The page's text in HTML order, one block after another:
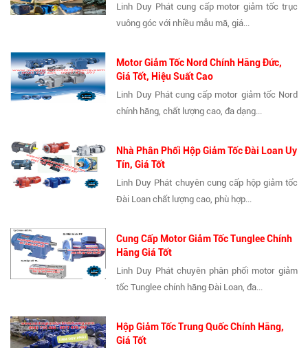
Linh Duy Phát cung cấp motor giảm tốc trục
vuông góc với nhiều mẫu mã, giá...
Motor Giảm Tốc Nord Chính Hãng Đức,
Giá Tốt, Hiệu Suất Cao
Linh Duy Phát cung cấp motor giảm tốc Nord
chính hãng, chất lượng cao, đa dạng...
Nhà Phân Phối Hộp Giảm Tốc Đài Loan Uy
Tín, Giá Tốt
Linh Duy Phát chuyên cung cấp hộp giảm tốc
Đài Loan chất lượng cao, phù hợp...
Cung Cấp Motor Giảm Tốc Tunglee Chính
Hãng Giá Tốt
Linh Duy Phát chuyên phân phối motor giảm
tốc Tunglee chính hãng Đài Loan, đa...
Hộp Giảm Tốc Trung Quốc Chính Hãng,
Giá Tốt